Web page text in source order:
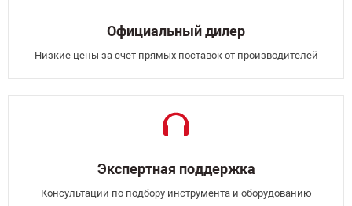
Официальный дилер
Низкие цены за счёт прямых поставок от производителей
Экспертная поддержка
Консультации по подбору инструмента и оборудованию